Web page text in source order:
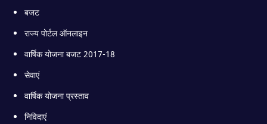
बजट
राज्य पोर्टल ऑनलाइन
वार्षिक योजना बजट 2017-18
सेवाएं
वार्षिक योजना प्रस्ताव
निविदाएं